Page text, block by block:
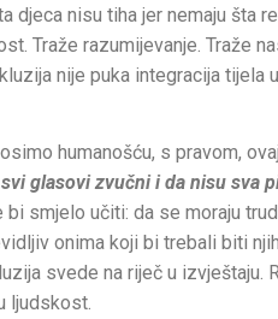
djeca nisu tiha jer nemaju šta
Traže razumijevanje. Traže
nije puka integracija tijela
humanošću, s pravom,
glasovi zvučni i da nisu sva
bi smjelo učiti: da se moraju
onima koji bi trebali biti
svede na riječ u izvještaju.
ljudskost.